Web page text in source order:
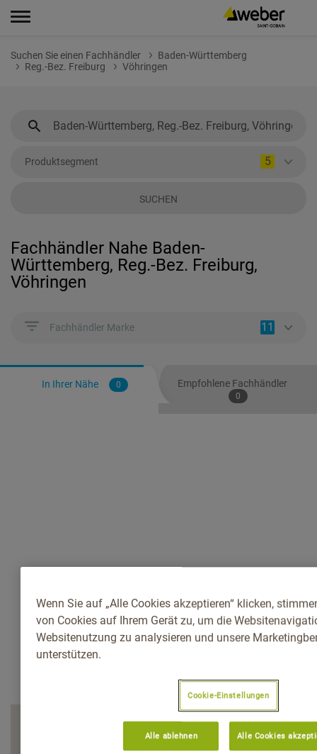
Suchen Sie einen Fachhändler
Baden-Württemberg
Reg.-Bez. Freiburg
Vöhringen
Produktsegment 5
SUCHEN
Fachhändler Nahe Baden-
Württemberg, Reg.-Bez. Freiburg,
Vöhringen
Fachhändler Marke 11
In Ihrer Nähe 0 Empfohlene Fachhändler
0
Wenn Sie auf „Alle Cookies akzeptieren“ klicken,
von Cookies auf Ihrem Gerät zu, um die
Websitenutzung zu analysieren und unsere
unterstützen.
Cookie-Einstellungen
Alle ablehnen Alle Cookies